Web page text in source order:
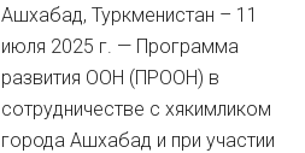
Ашхабад, Туркменистан – 11
июля 2025 г. — Программа
развития ООН (ПРООН) в
сотрудничестве с хякимликом
города Ашхабад и при участии